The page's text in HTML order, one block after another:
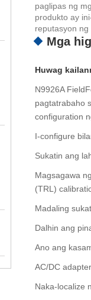
paglipas ng
produkto ay
reputasyon ng
Mga
Huwag
N9926A
pagtatrabaho
configuration
I-configure
Sukatin ang
Magsagawa
(TRL)
Madaling
Dalhin ang
Ano ang
AC/DC adapter
Naka-localize